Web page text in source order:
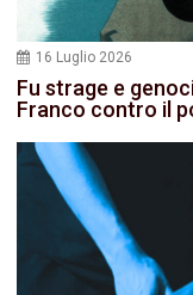
16 Luglio 2026
Fu strage e
Franco contro il